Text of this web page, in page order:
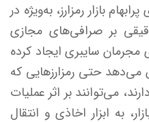
بازار رمزارز، به‌ویژه در
بر صرافی‌های مجازی
سایبری ایجاد کرده
می‌دهد حتی رمزارزهایی که
می‌توانند بر اثر عملیات
به ابزار اخاذی و انتقال